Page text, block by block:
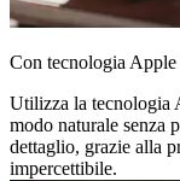
Con tecnologia
Utilizza la tecnologia
modo naturale senza
dettaglio, grazie alla
impercettibile.